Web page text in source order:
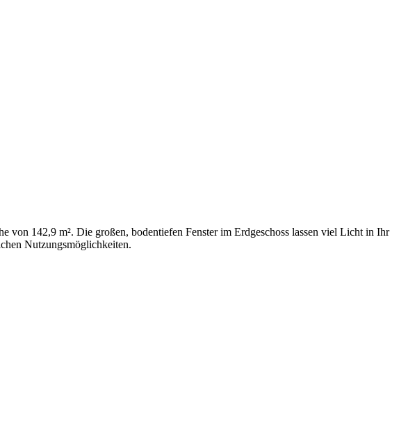
von 142,9 m². Die großen, bodentiefen Fenster im Erdgeschoss lassen viel Licht in Ihr
Nutzungsmöglichkeiten.